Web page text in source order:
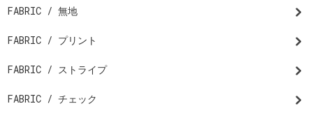
FABRIC / 無地
FABRIC / プリント
FABRIC / ストライプ
FABRIC / チェック